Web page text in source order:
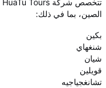
الصين، بما في ذلك:
بكين
شنغهاي
شيان
قويلين
تشانغجياجيه